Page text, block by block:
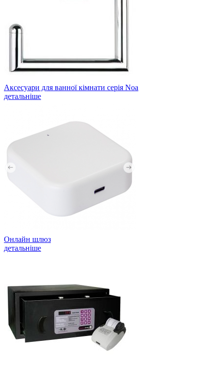
Аксесуари для ванної кімнати серія Noa
детальніше
Онлайн шлюз
детальніше